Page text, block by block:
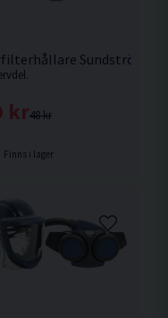
Sundström
48 kr
kr
Finns i lager